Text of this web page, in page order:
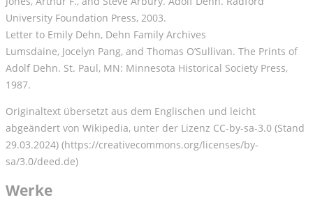
University Foundation Press, 2003.
Letter to Emily Dehn, Dehn Family Archives
Lumsdaine, Jocelyn Pang, and Thomas O’Sullivan. The Prints of
Adolf Dehn. St. Paul, MN: Minnesota Historical Society Press,
1987.
Originaltext übersetzt aus dem Englischen und leicht
abgeändert von Wikipedia, unter der Lizenz CC-by-sa-3.0 (Stand
29.03.2024) (https://creativecommons.org/licenses/by-
sa/3.0/deed.de)
Werke